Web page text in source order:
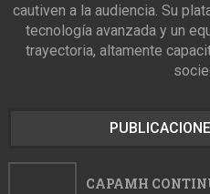
cautiven a la audiencia. Su
tecnología avanzada y un
trayectoria, altamente
CAPAMH